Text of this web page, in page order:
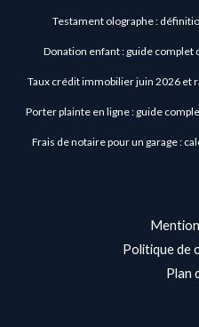
Testament olographe :
Donation enfant : guide
Taux crédit immobilier juin 2026 et
Porter plainte en ligne : guide
Frais de notaire pour un garage :
Politique de
Plan